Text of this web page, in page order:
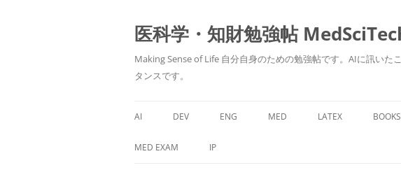
医科学・知財勉強帖
Making Sense of Life 自分自身のための勉強帖です。AIに訊い
タンスです。
AI DEV ENG MED LATEX BOOKS
MED EXAM IP